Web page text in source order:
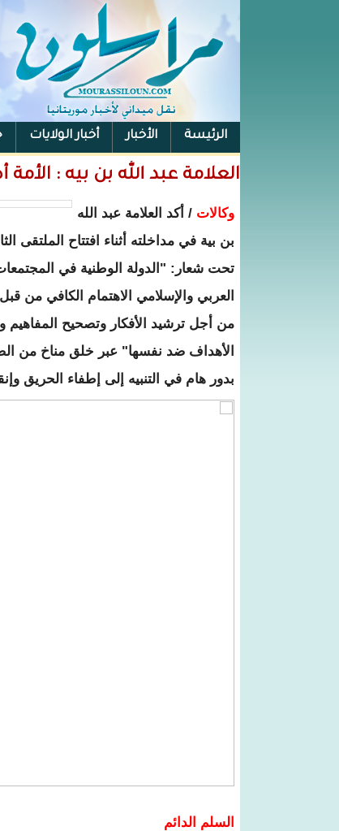
الرئيسة الأخبار أخبار الولايات
العلامة عبد الله بن بيه :
وكالات / أكد العلامة عبد الله
بن بية في مداخلته أثناء افتتاح الملتقى
تحت شعار: "الدولة الوطنية في
العربي والإسلامي الاهتمام الكافي من
من أجل ترشيد الأفكار وتصحيح المفاهيم
الأهداف ضد نفسها" عبر خلق مناخ من
بدور هام في التنبيه إلى إطفاء الحريق
السلم الدائم